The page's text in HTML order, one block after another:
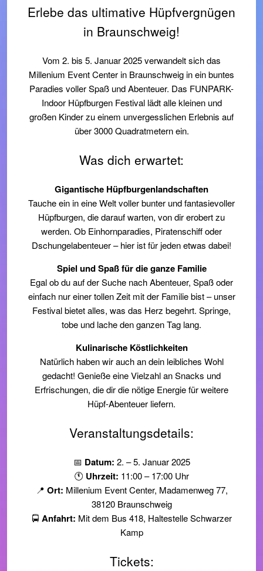
Erlebe das ultimative Hüpfvergnügen
in Braunschweig!
Vom 2. bis 5. Januar 2025 verwandelt sich das
Millenium Event Center in Braunschweig in ein buntes
Paradies voller Spaß und Abenteuer. Das FUNPARK-
Indoor Hüpfburgen Festival lädt alle kleinen und
großen Kinder zu einem unvergesslichen Erlebnis auf
über 3000 Quadratmetern ein.
Was dich erwartet:
Gigantische Hüpfburgenlandschaften
Tauche ein in eine Welt voller bunter und fantasievoller
Hüpfburgen, die darauf warten, von dir erobert zu
werden. Ob Einhornparadies, Piratenschiff oder
Dschungelabenteuer – hier ist für jeden etwas dabei!
Spiel und Spaß für die ganze Familie
Egal ob du auf der Suche nach Abenteuer, Spaß oder
einfach nur einer tollen Zeit mit der Familie bist – unser
Festival bietet alles, was das Herz begehrt. Springe,
tobe und lache den ganzen Tag lang.
Kulinarische Köstlichkeiten
Natürlich haben wir auch an dein leibliches Wohl
gedacht! Genieße eine Vielzahl an Snacks und
Erfrischungen, die dir die nötige Energie für weitere
Hüpf-Abenteuer liefern.
Veranstaltungsdetails:
📅 Datum: 2. – 5. Januar 2025
🕚 Uhrzeit: 11:00 – 17:00 Uhr
📍 Ort: Millenium Event Center, Madamenweg 77,
38120 Braunschweig
🚍 Anfahrt: Mit dem Bus 418, Haltestelle Schwarzer
Kamp
Tickets: